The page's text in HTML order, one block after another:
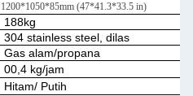
1200*1050*85mm (47*41.3*33.5 in)
188kg
304 stainless steel, dilas
Gas alam/propana
00,4 kg/jam
Hitam/ Putih